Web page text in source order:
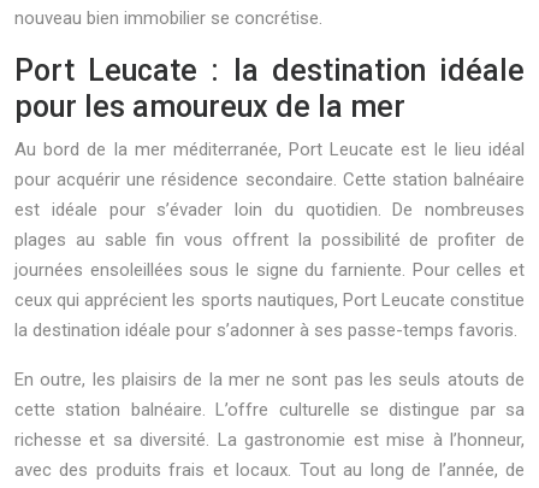
nouveau bien immobilier se concrétise.
Port Leucate : la destination idéale
pour les amoureux de la mer
Au bord de la mer méditerranée, Port Leucate est le lieu idéal
pour acquérir une résidence secondaire. Cette station balnéaire
est idéale pour s’évader loin du quotidien. De nombreuses
plages au sable fin vous offrent la possibilité de profiter de
journées ensoleillées sous le signe du farniente. Pour celles et
ceux qui apprécient les sports nautiques, Port Leucate constitue
la destination idéale pour s’adonner à ses passe-temps favoris.
En outre, les plaisirs de la mer ne sont pas les seuls atouts de
cette station balnéaire. L’offre culturelle se distingue par sa
richesse et sa diversité. La gastronomie est mise à l’honneur,
avec des produits frais et locaux. Tout au long de l’année, de